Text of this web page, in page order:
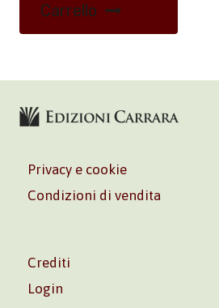
Carrello
Privacy e cookie
Condizioni di vendita
Crediti
Login